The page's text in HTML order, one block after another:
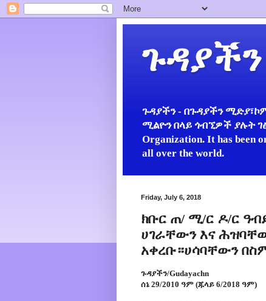
ጉዳያችን
ጉዳያችን - በጉዳያችን
ሚልዮን በላይ ጎብኚዎች ያሉት ገፅ
Organization. It has been
all over the world.
Friday, July 6, 2018
ክቡር ጠ/ ሚ/ር ዶ/ር
ሀገራቸውን እና
አቀረቡ።ሀሳባቸውን
ጉዳያችን/Gudayachn
ሰኔ 29/2010 ዓም (ጁላይ 6/2018 ዓም)